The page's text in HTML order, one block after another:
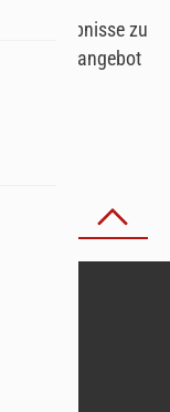
zu
Reiseangebot